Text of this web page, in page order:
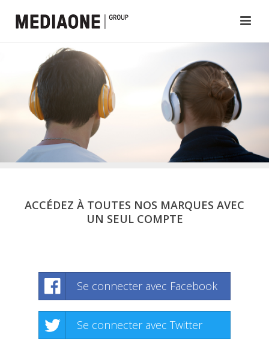
ACCÉDEZ À TOUTES NOS MARQUES AVEC
UN SEUL COMPTE
Se connecter avec Facebook
Se connecter avec Twitter